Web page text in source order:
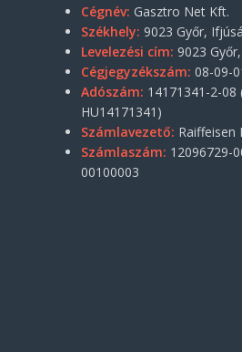
Cégnév: Gasztro Net Kft.
Székhely: 9023 Győr,
Levelezési cím: 9023
Cégjegyzékszám: 08-09-
Adószám: 14171341-2-08
HU14171341)
Számlavezető: Raiffeisen
Számlaszám: 12096729-
00100003